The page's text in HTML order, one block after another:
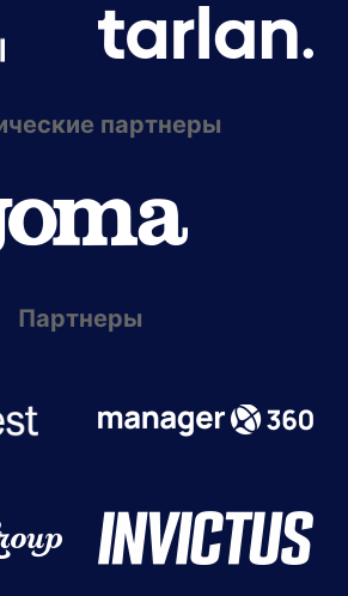
партнеры
Партнеры